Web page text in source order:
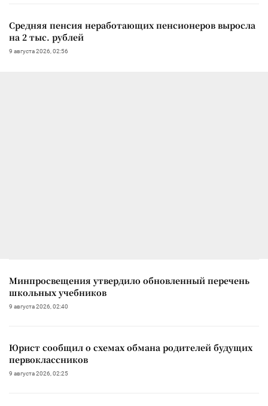
Средняя пенсия неработающих пенсионеров выросла
на 2 тыс. рублей
9 августа 2026, 02:56
Минпросвещения утвердило обновленный перечень
школьных учебников
9 августа 2026, 02:40
Юрист сообщил о схемах обмана родителей будущих
первоклассников
9 августа 2026, 02:25